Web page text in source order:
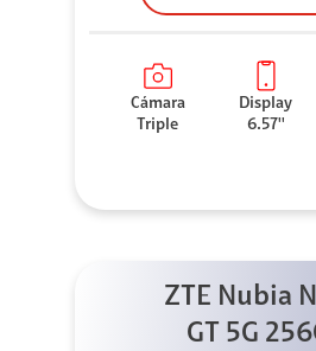
Cámara
Triple
Display
6.57''
ZTE Nubia
GT 5G